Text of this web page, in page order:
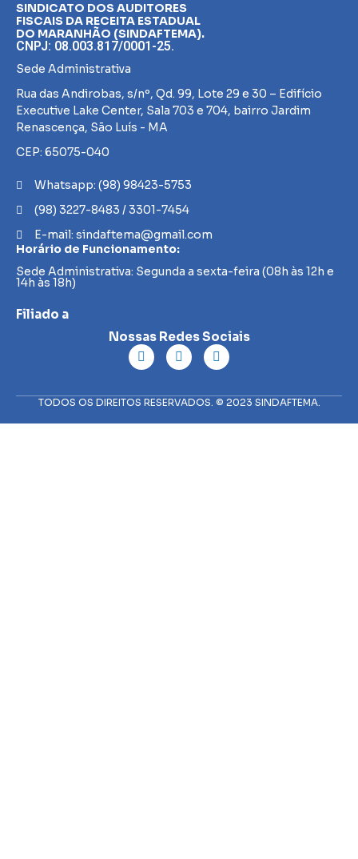
SINDICATO DOS AUDITORES
FISCAIS DA RECEITA ESTADUAL
DO MARANHÃO (SINDAFTEMA).
CNPJ: 08.003.817/0001-25.
Sede Administrativa
Rua das Andirobas, s/nº, Qd. 99, Lote 29 e 30 – Edifício
Executive Lake Center, Sala 703 e 704, bairro Jardim
Renascença, São Luís - MA
CEP: 65075-040
Whatsapp: (98) 98423-5753
(98) 3227-8483 / 3301-7454
E-mail: sindaftema@gmail.com
Horário de Funcionamento:
Sede Administrativa: Segunda a sexta-feira (08h às 12h e
14h às 18h)
Filiado a
Nossas Redes Sociais
TODOS OS DIREITOS RESERVADOS. © 2023 SINDAFTEMA.